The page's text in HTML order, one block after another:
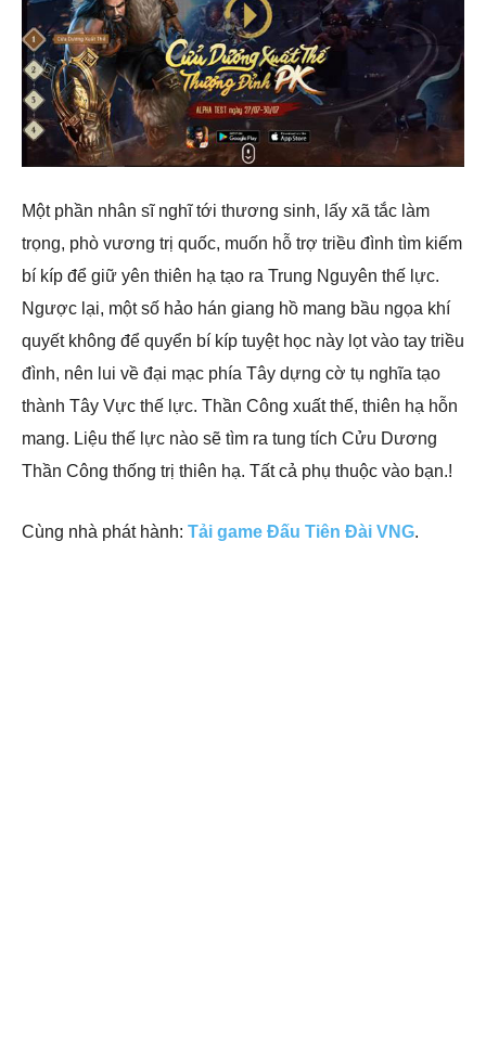
Một phần nhân sĩ nghĩ tới thương sinh, lấy xã tắc làm
trọng, phò vương trị quốc, muốn hỗ trợ triều đình tìm kiếm
bí kíp để giữ yên thiên hạ tạo ra Trung Nguyên thế lực.
Ngược lại, một số hảo hán giang hồ mang bầu ngọa khí
quyết không để quyển bí kíp tuyệt học này lọt vào tay triều
đình, nên lui về đại mạc phía Tây dựng cờ tụ nghĩa tạo
thành Tây Vực thế lực. Thần Công xuất thế, thiên hạ hỗn
mang. Liệu thế lực nào sẽ tìm ra tung tích Cửu Dương
Thần Công thống trị thiên hạ. Tất cả phụ thuộc vào bạn.!
Cùng nhà phát hành: Tải game Đấu Tiên Đài VNG.